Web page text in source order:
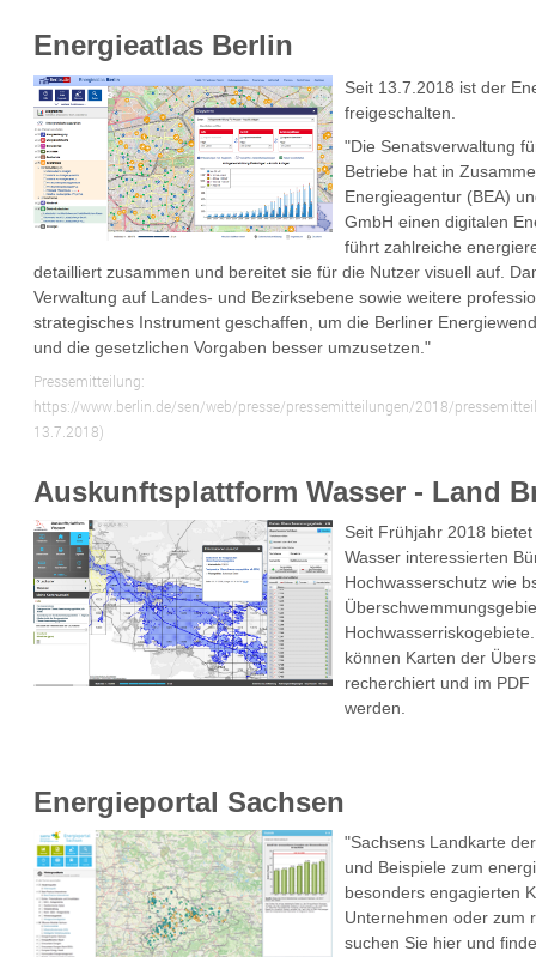
Energieatlas Berlin
Seit 13.7.2018 ist der
freigeschalten.
"Die Senatsverwaltung
Betriebe hat in
Energieagentur (BEA)
GmbH einen digitalen
führt zahlreiche
detailliert zusammen und bereitet sie für die Nutzer visuell auf.
Verwaltung auf Landes- und Bezirksebene sowie weitere
strategisches Instrument geschaffen, um die Berliner
und die gesetzlichen Vorgaben besser umzusetzen."
Pressemitteilung:
https://www.berlin.de/sen/web/presse/pressemitteilungen/2018/
13.7.2018)
Auskunftsplattform Wasser - Land
Seit Frühjahr 2018
Wasser interessierten
Hochwasserschutz wie
können Karten der
recherchiert und im
werden.
Energieportal Sachsen
"Sachsens Landkarte
und Beispiele zum
besonders engagierten
Unternehmen oder zum
suchen Sie hier und